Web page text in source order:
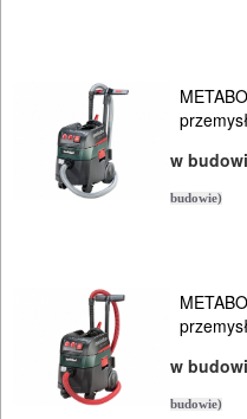
WARSZTATOWE
RĘCZNE
OSPRZĘT
HYDRAULICZNE
NARZĘDZIA
w
budowie)
w
budowie)